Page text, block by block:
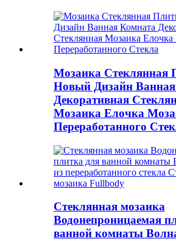
Мозаика Стеклянная
Новый Дизайн
Декоративная
Мозаика Елочка
Переработанного
Стеклянная мозаика
Водонепроницаемая
ванной комнаты